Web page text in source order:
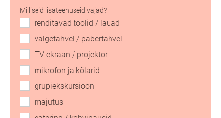
Milliseid lisateenuseid vajad?
renditavad toolid / lauad
valgetahvel / pabertahvel
TV ekraan / projektor
mikrofon ja kõlarid
grupiekskursioon
majutus